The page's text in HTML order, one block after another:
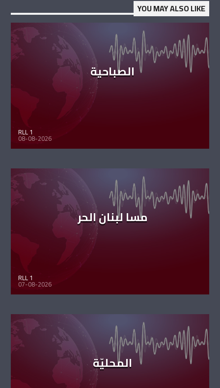
YOU MAY ALSO LIKE
الصباحية
RLL 1
08-08-2026
مسا لبنان الحر
RLL 1
07-08-2026
المحليّة